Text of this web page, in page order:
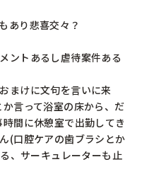
あり悲喜交々？
ントあるし虐待案件ある
まけに文句を言いに来
言って浴室の床から、だ
間に休憩室で出勤してき
(口腔ケアの歯ブラシとか
、サーキュレーターも止